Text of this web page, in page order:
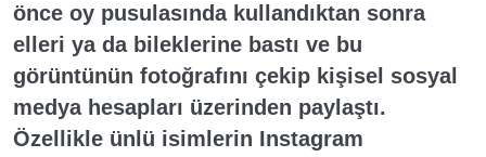
önce oy pusulasında kullandıktan sonra
elleri ya da bileklerine bastı ve bu
görüntünün fotoğrafını çekip kişisel sosyal
medya hesapları üzerinden paylaştı.
Özellikle ünlü isimlerin Instagram